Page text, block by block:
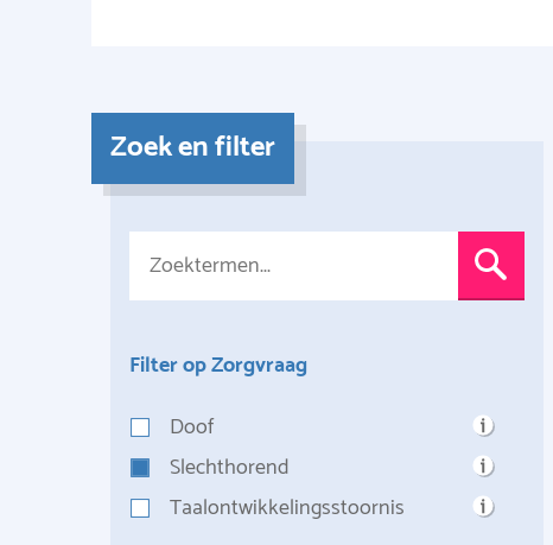
Zoek en filter
Filter op Zorgvraag
Doof
Slechthorend
Taalontwikkelingsstoornis